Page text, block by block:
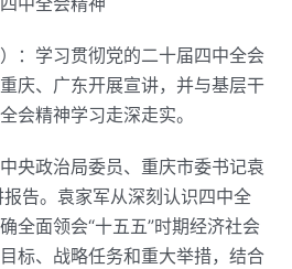
）：学习贯彻党的二十届四中全会
庆、广东开展宣讲，并与基层干
会精神学习走深走实。
央政治局委员、重庆市委书记袁
告。袁家军从深刻认识四中全
全面领会“十五五”时期经济社会
标、战略任务和重大举措，结合